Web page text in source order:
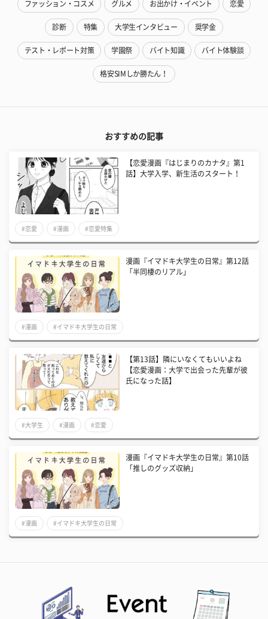
ファッション・コスメ グルメ お出かけ・イベント 恋愛
診断 特集 大学生インタビュー 奨学金
テスト・レポート対策 学園祭 バイト知識 バイト体験談
格安SIMしか勝たん！
おすすめの記事
【恋愛漫画『はじまりのカナタ』第1
話】大学入学、新生活のスタート！
#恋愛 #漫画 #恋愛特集
漫画『イマドキ大学生の日常』第12話
「半同棲のリアル」
#漫画 #イマドキ大学生の日常
【第13話】隣にいなくてもいいよね
【恋愛漫画：大学で出会った先輩が彼
氏になった話】
#大学生 #漫画 #恋愛
漫画『イマドキ大学生の日常』第10話
「推しのグッズ収納」
#漫画 #イマドキ大学生の日常